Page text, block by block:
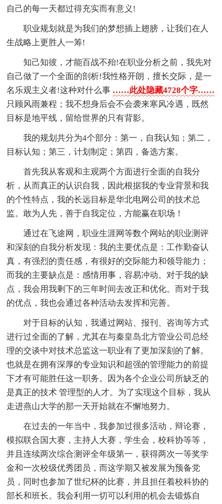
自己的每一天都过得充实而有意义!
职业规划就是为我们的梦想插上翅膀，让我们在人
生战略上更胜人一筹!
知己知彼，才能百战不殆!在职业分析之前，我先对
自己做了一个全面的剖析!我性格开朗，擅长交际，是一
名乐观主义者!这种对什么事 ……此处隐藏4728个字……
只顾风雨兼程；我不想身后会不会袭来寒风冷遇，既然
目标是地平线，留给世界的只有背影。
我的规划共分为4个部分：第一，自我认知；第二，
目标认知；第三，计划制定；第四，备选方案。
首先我从客观和主观两个方面进行全面的自我分
析，从而真正的认识自我，因此根据我的专业背景和我
的个性特点，我的长远目标是华北电网公司的技术总
监。敢为人先，善于自我定位，方能赢在职场！
通过在飞途网，职业生涯网等数个网站的职业测评
和深刻的自我分析发现：我的主要优点是：工作勤奋认
真，有强烈的责任感，有很好的交际能力和领导能力；
而我的主要缺点是：感情用事，容易冲动。对于我的缺
点，我会用我剩下的三年时间去改正和优化。而对于我
的优点，我也会通过各种活动去发挥和完善。
对于目标的认知，我通过网站、报刊、咨询等方式
进行过全面的了解，尤其在与秦皇岛北方管业公司总经
理的交谈中对技术总监这一职业有了更加深刻的了解。
也就是在拥有深厚的专业知识和超强的管理能力的前提
下才有可能胜任这一职务。因为各个企业公司所缺乏的
是真正的技术 管理型的人才。为了实现这个目标，我从
走进燕山大学的那一天开始就在不懈地努力。
在过去的一年当中，我参加过很多活动，辩论赛，
模拟联合国大赛，主持人大赛，学生会，校科协等等，
并且连续两次综合测评全年级第一，获得两次一等奖学
金和一次校级优秀团员，而这学期又被发展为预备党
员，同时也参加了世纪杯的比赛，并且担任着校科协的
部长和班长。我会利用一切可以利用的机会去锻炼自